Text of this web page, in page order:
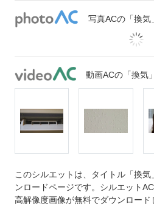
写真ACの「換気
動画ACの「換気
このシルエットは、タイトル「換
ンロードページです。シルエット
高解像度画像が無料でダウンロード